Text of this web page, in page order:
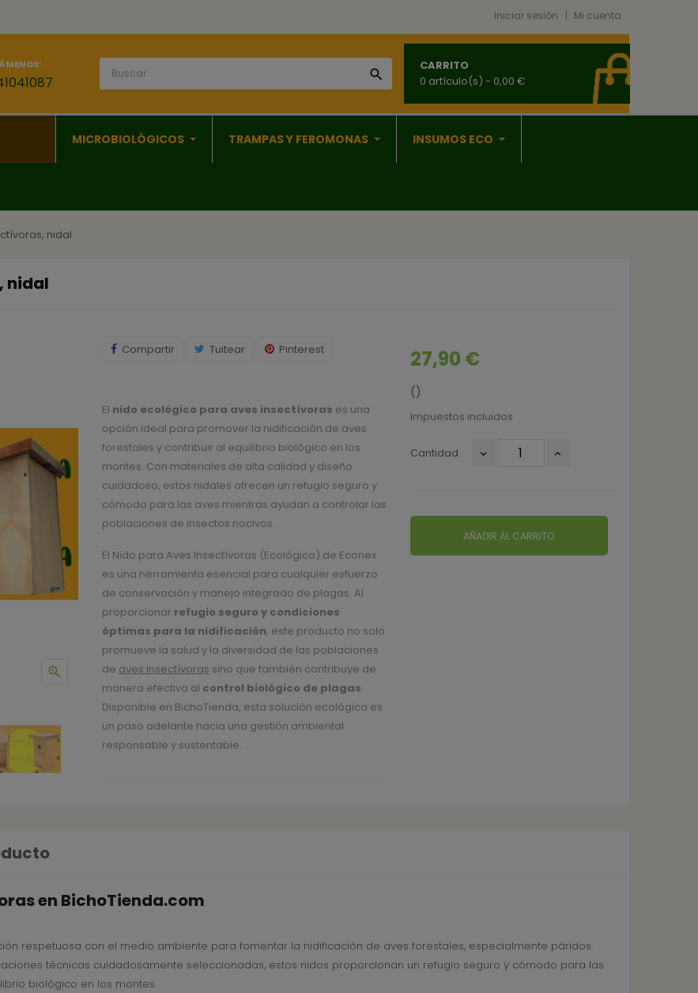
Iniciar sesión Mi cuenta

CARRITO
0 artículo(s) - 0,00 €
MICROBIOLÓGICOS TRAMPAS Y FEROMONAS INSUMOS ECO
nidal
nidal

27,90 €
()
Impuestos incluidos
Cantidad
AÑADIR AL CARRITO
Compartir Tuitear Pinterest
El nido ecológico para aves insectívoras es una
opción ideal para promover la nidificación de aves
forestales y contribuir al equilibrio biológico en los
montes. Con materiales de alta calidad y diseño
cuidadoso, estos nidales ofrecen un refugio seguro y
cómodo para las aves mientras ayudan a controlar las
poblaciones de insectos nocivos.
El Nido para Aves Insectívoras (Ecológico) de Econex
es una herramienta esencial para cualquier esfuerzo
de conservación y manejo integrado de plagas. Al
proporcionar refugio seguro y condiciones
óptimas para la nidificación, este producto no solo
promueve la salud y la diversidad de las poblaciones
de aves insectívoras sino que también contribuye de
manera efectiva al control biológico de plagas.
Disponible en BichoTienda, esta solución ecológica es
un paso adelante hacia una gestión ambiental
responsable y sustentable.
en BichoTienda.com
respetuosa con el medio ambiente para fomentar la nidificación de aves forestales, especialmente páridos.
técnicas cuidadosamente seleccionadas, estos nidos proporcionan un refugio seguro y cómodo para las
biológico en los montes.